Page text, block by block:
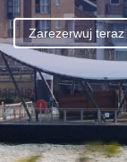
Zarezerwuj teraz